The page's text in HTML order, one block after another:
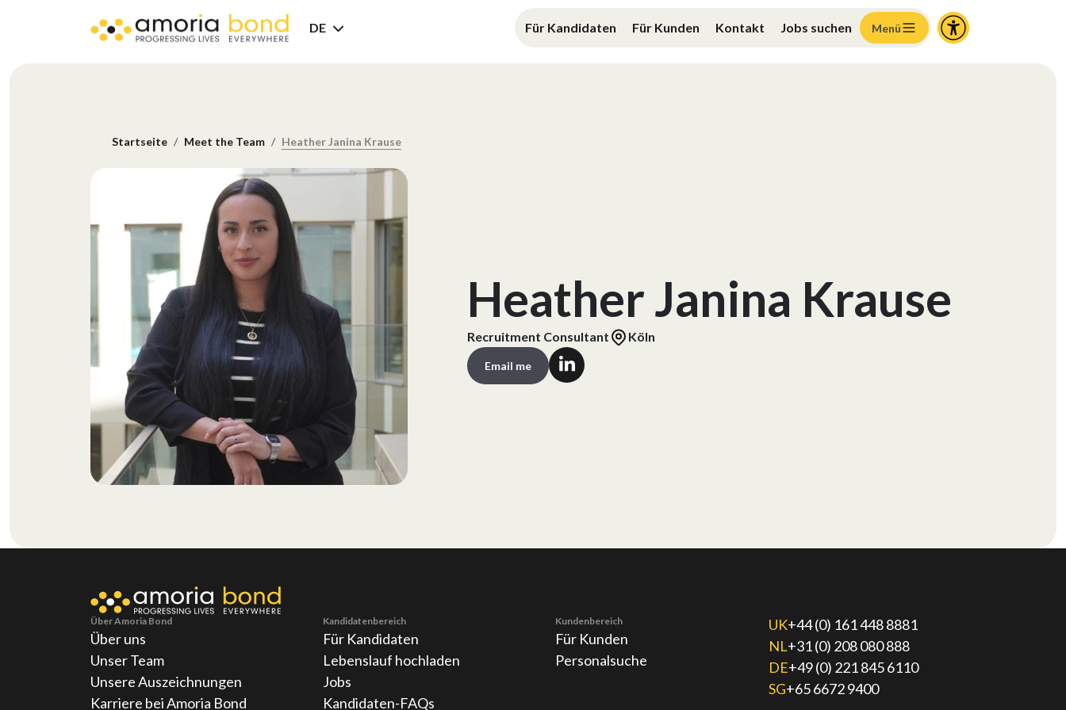
DE Für Kandidaten Für Kunden Kontakt Jobs suchen Menü
Startseite Meet the Team Heather Janina Krause
Heather Janina Krause
Recruitment Consultant Köln
Email me
Über Amoria Bond
Über uns
Unser Team
Unsere Auszeichnungen
Karriere bei Amoria Bond
Kandidatenbereich
Für Kandidaten
Lebenslauf hochladen
Jobs
Kandidaten-FAQs
Kundenbereich
Für Kunden
Personalsuche
UK+44 (0) 161 448 8881
NL+31 (0) 208 080 888
DE+49 (0) 221 845 6110
SG+65 6672 9400